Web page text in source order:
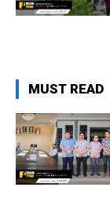
MUST READ